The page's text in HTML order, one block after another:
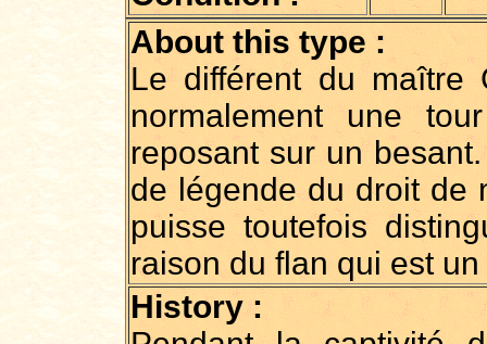
About this type :
Le différent du maître
normalement une
reposant sur un
de légende du droit de
puisse toutefois
raison du flan qui est
History :